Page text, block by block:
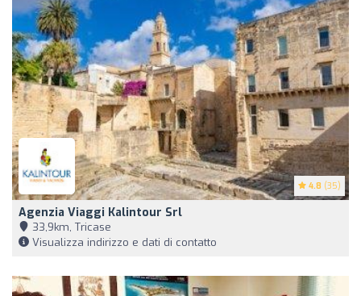
4.8 (35)
Agenzia Viaggi Kalintour Srl
33,9km, Tricase
Visualizza indirizzo e dati di contatto